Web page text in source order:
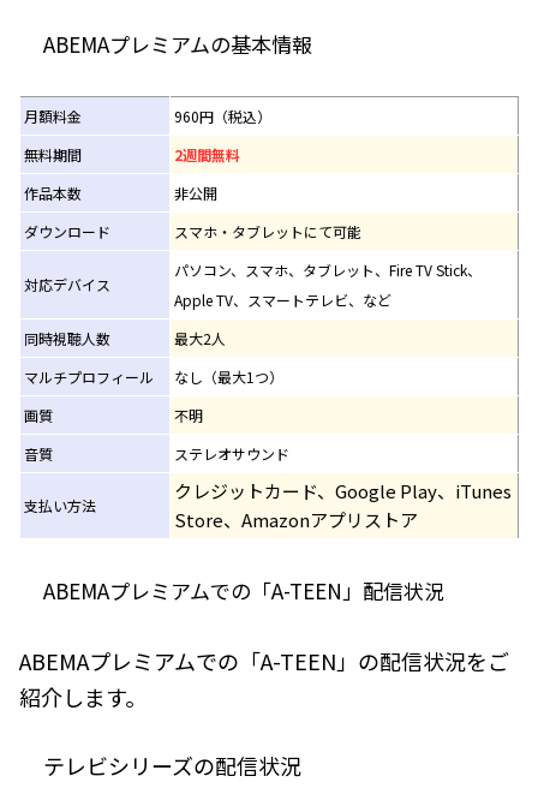
ABEMAプレミアムの基本情報
月額料金
960円（税込）
無料期間
2週間無料
作品本数
非公開
ダウンロード
スマホ・タブレットにて可能
対応デバイス
パソコン、スマホ、タブレット、Fire TV Stick、
Apple TV、スマートテレビ、など
同時視聴人数
最大2人
マルチプロフィール
なし（最大1つ）
画質
不明
音質
ステレオサウンド
支払い方法
クレジットカード、Google Play、iTunes
Store、Amazonアプリストア
ABEMAプレミアムでの「A-TEEN」配信状況
ABEMAプレミアムでの「A-TEEN」の配信状況をご
紹介します。
テレビシリーズの配信状況